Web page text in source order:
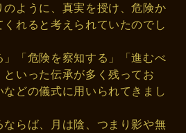
ように、真実を授け、危険か
れると考えられていたのでし
」「危険を察知する」「進むべ
いった伝承が多く残ってお
などの儀式に用いられてきまし
らば、月は陰、つまり影や無